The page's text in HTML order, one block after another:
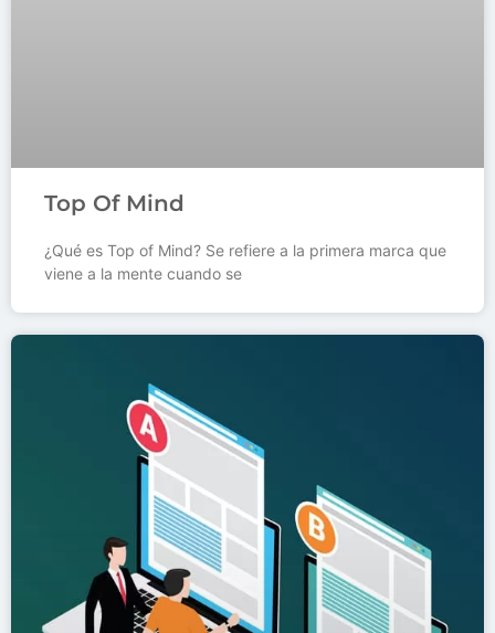
Top Of Mind
¿Qué es Top of Mind? Se refiere a la primera marca que
viene a la mente cuando se